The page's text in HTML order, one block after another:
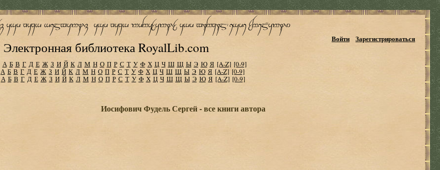
Электронная библиотека RoyalLib.com
Войти Зарегистрироваться
А Б В Г Д Е Ж З И Й К Л М Н О П Р С Т У Ф Х Ц Ч Ш Щ Ы Э Ю Я [A-Z] [0-9]
А Б В Г Д Е Ж З И Й К Л М Н О П Р С Т У Ф Х Ц Ч Ш Щ Ы Э Ю Я [A-Z] [0-9]
А Б В Г Д Е Ж З И Й К Л М Н О П Р С Т У Ф Х Ц Ч Ш Щ Ы Э Ю Я [A-Z] [0-9]
Иосифович Фудель Сергей - все книги автора